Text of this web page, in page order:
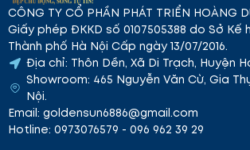
CÔNG TY CỔ PHẦN PHÁT TRIỂN HOÀNG
Giấy phép ĐKKD số 0107505388 do Sở
Thành phố Hà Nội Cấp ngày 13/07/2016.
Địa chỉ: Thôn Dền, Xã Di Trạch, Huyện
Showroom: 465 Nguyễn Văn Cừ, Gia
Nội.
Email: goldensun6886@gmail.com
Hotline: 0973076579 - 096 962 39 29